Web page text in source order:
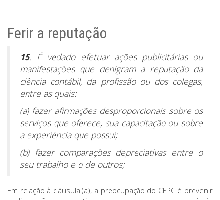
Ferir a reputação
15. É vedado efetuar ações publicitárias ou
manifestações que denigram a reputação da
ciência contábil, da profissão ou dos colegas,
entre as quais:
(a) fazer afirmações desproporcionais sobre os
serviços que oferece, sua capacitação ou sobre
a experiência que possui;
(b) fazer comparações depreciativas entre o
seu trabalho e o de outros;
Em relação à cláusula (a), a preocupação do CEPC é prevenir